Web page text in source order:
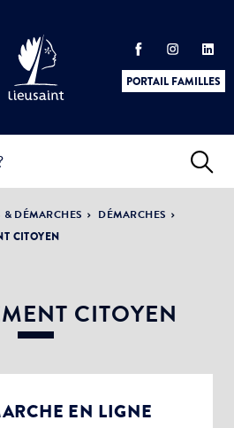
PORTAIL FAMILLES
ACTUALITÉS &
ÉVÈNEMENTS
DÉMOCRATIE
PARTICIPATIVE
DÉMARCHES
DÉMARCHES
CITOYEN
CITOYEN
EN LIGNE